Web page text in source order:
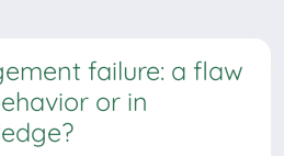
failure: a flaw
or in